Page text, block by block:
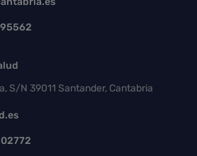
S/N 39011 Santander, Cantabria